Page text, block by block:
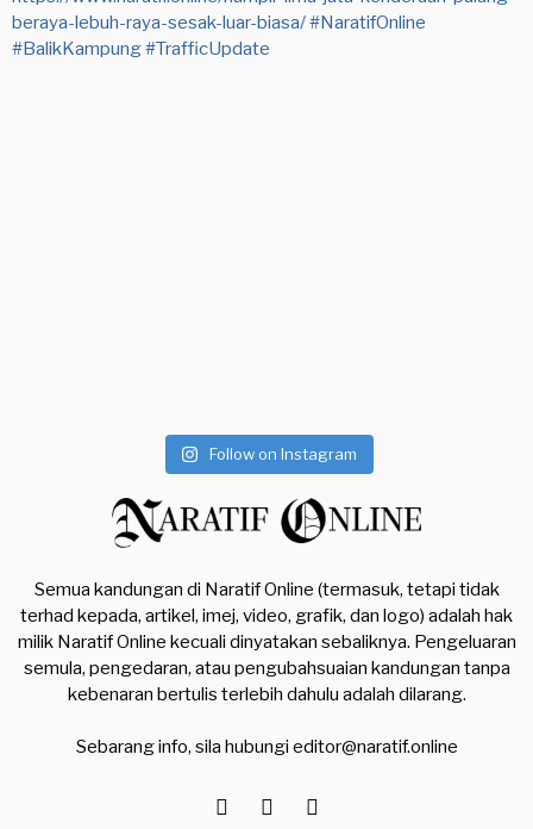
Follow on Instagram
Semua kandungan di Naratif Online (termasuk, tetapi tidak
terhad kepada, artikel, imej, video, grafik, dan logo) adalah hak
milik Naratif Online kecuali dinyatakan sebaliknya. Pengeluaran
semula, pengedaran, atau pengubahsuaian kandungan tanpa
kebenaran bertulis terlebih dahulu adalah dilarang.
Sebarang info, sila hubungi editor@naratif.online